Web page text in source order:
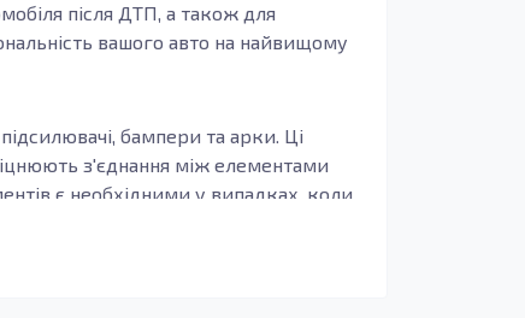
після ДТП, а також для
вашого авто на найвищому
бампери та арки. Ці
з'єднання між елементами
є необхідними у випадках, коли